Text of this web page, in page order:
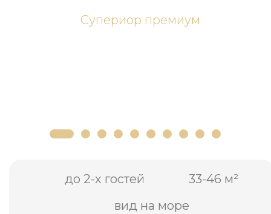
до 2-х гостей
33-46 м²
вид на море